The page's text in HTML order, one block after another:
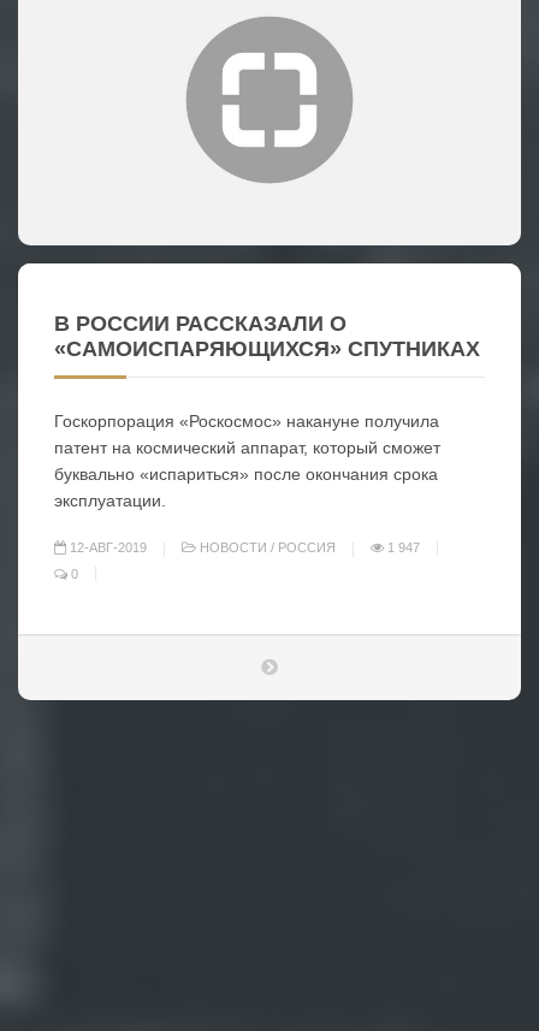
В РОССИИ РАССКАЗАЛИ О
«САМОИСПАРЯЮЩИХСЯ» СПУТНИКАХ
Госкорпорация «Роскосмос» накануне получила
патент на космический аппарат, который сможет
буквально «испариться» после окончания срока
эксплуатации.
12-АВГ-2019 НОВОСТИ / РОССИЯ
1 947
0